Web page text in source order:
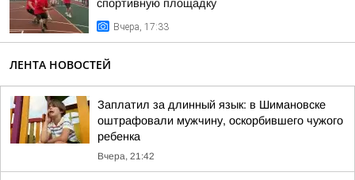
спортивную площадку
Вчера, 17:33
ЛЕНТА НОВОСТЕЙ
Заплатил за длинный язык: в Шимановске
оштрафовали мужчину, оскорбившего чужого
ребенка
Вчера, 21:42